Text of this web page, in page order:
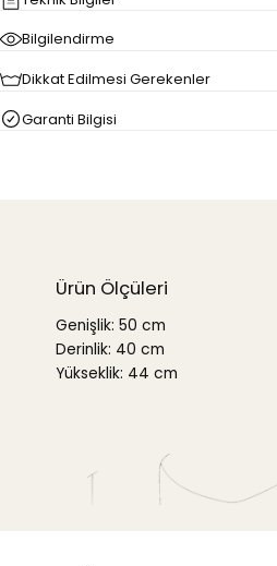
taşınabilir. Bu puf, yaşam alanınıza
Bilgilendirme
Dikkat Edilmesi Gerekenler
Garanti Bilgisi
Ürün Ölçüleri
Genişlik: 50 cm
Derinlik: 40 cm
Yükseklik: 44 cm